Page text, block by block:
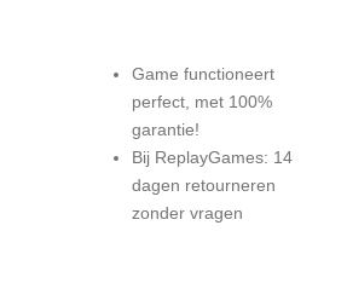
Game functioneert
perfect, met 100%
garantie!
Bij ReplayGames: 14
dagen retourneren
zonder vragen